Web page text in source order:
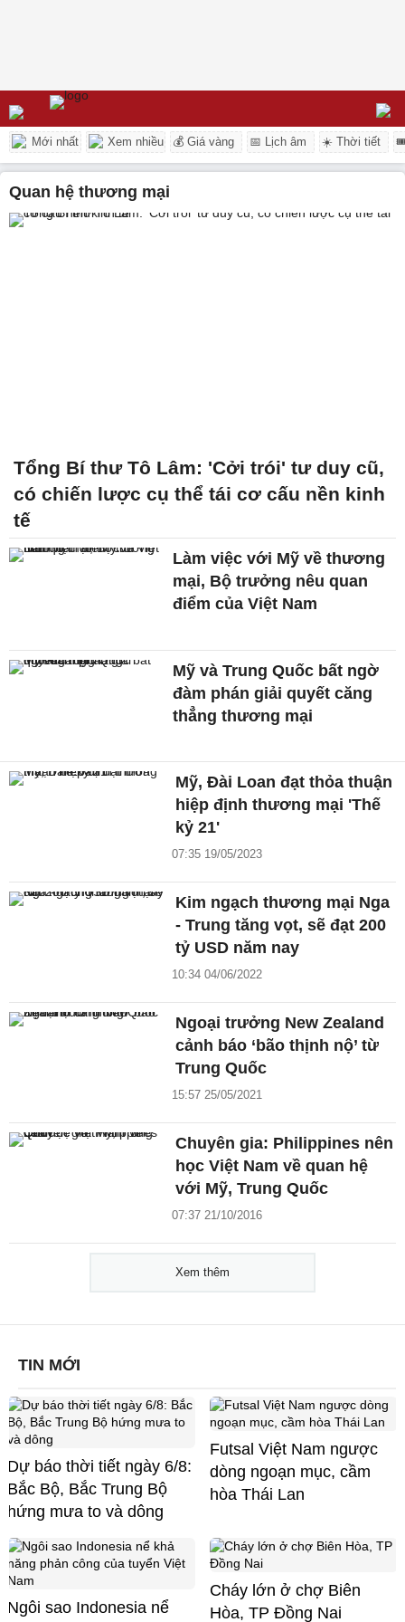
Mới nhất Xem nhiều 💰 Giá vàng 📅 Lịch âm ☀️ Thời tiết
quan hệ thương mại
Tổng Bí thư Tô Lâm: 'Cởi trói' tư duy cũ,
có chiến lược cụ thể tái cơ cấu nền kinh
tế
Làm việc với Mỹ về thương
mại, Bộ trưởng nêu quan
điểm của Việt Nam
Mỹ và Trung Quốc bất ngờ
đàm phán giải quyết căng
thẳng thương mại
Mỹ, Đài Loan đạt thỏa thuận
hiệp định thương mại 'Thế
kỷ 21'
07:35 19/05/2023
Kim ngạch thương mại Nga
- Trung tăng vọt, sẽ đạt 200
tỷ USD năm nay
10:34 04/06/2022
Ngoại trưởng New Zealand
cảnh báo ‘bão thịnh nộ’ từ
Trung Quốc
15:57 25/05/2021
Chuyên gia: Philippines nên
học Việt Nam về quan hệ
với Mỹ, Trung Quốc
07:37 21/10/2016
Xem thêm
TIN MỚI
Dự báo thời tiết ngày 6/8:
Bắc Bộ, Bắc Trung Bộ
hứng mưa to và dông
Futsal Việt Nam ngược
dòng ngoạn mục, cầm
hòa Thái Lan
Ngôi sao Indonesia nể
Cháy lớn ở chợ Biên
Hòa, TP Đồng Nai